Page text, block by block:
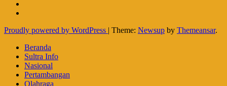
Proudly powered by WordPress | Theme: Newsup by Themeansar.
Beranda
Sultra Info
Nasional
Pertambangan
Olahraga